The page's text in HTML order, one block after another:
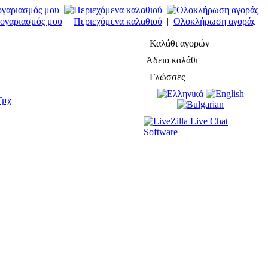
μου | Περιεχόμενα καλαθιού | Ολοκλήρωση αγοράς
Καλάθι αγορών
Άδειο καλάθι
Γλώσσες